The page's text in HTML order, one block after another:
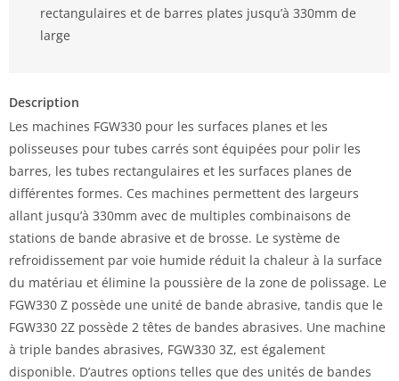
rectangulaires et de barres plates jusqu’à 330mm de
large
Description
Les machines FGW330 pour les surfaces planes et les
polisseuses pour tubes carrés sont équipées pour polir les
barres, les tubes rectangulaires et les surfaces planes de
différentes formes. Ces machines permettent des largeurs
allant jusqu’à 330mm avec de multiples combinaisons de
stations de bande abrasive et de brosse. Le système de
refroidissement par voie humide réduit la chaleur à la surface
du matériau et élimine la poussière de la zone de polissage. Le
FGW330 Z possède une unité de bande abrasive, tandis que le
FGW330 2Z possède 2 têtes de bandes abrasives. Une machine
à triple bandes abrasives, FGW330 3Z, est également
disponible. D’autres options telles que des unités de bandes